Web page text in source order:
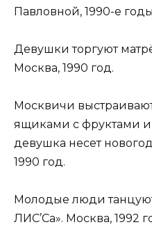
Павловной, 1990-е
Девушки торгуют
Москва, 1990 год.
Москвичи
ящиками с фруктами
девушка несет
1990 год.
Молодые люди
ЛИС’Са». Москва, 1992